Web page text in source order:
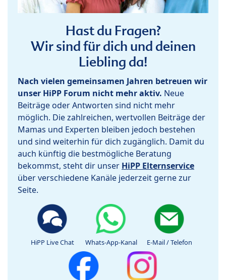
Hast du Fragen?
Wir sind für dich und deinen
Liebling da!
Nach vielen gemeinsamen Jahren betreuen wir
unser HiPP Forum nicht mehr aktiv. Neue
Beiträge oder Antworten sind nicht mehr
möglich. Die zahlreichen, wertvollen Beiträge der
Mamas und Experten bleiben jedoch bestehen
und sind weiterhin für dich zugänglich. Damit du
auch künftig die bestmögliche Beratung
bekommst, steht dir unser HiPP Elternservice
über verschiedene Kanäle jederzeit gerne zur
Seite.
HiPP Live Chat Whats-App-Kanal E-Mail / Telefon